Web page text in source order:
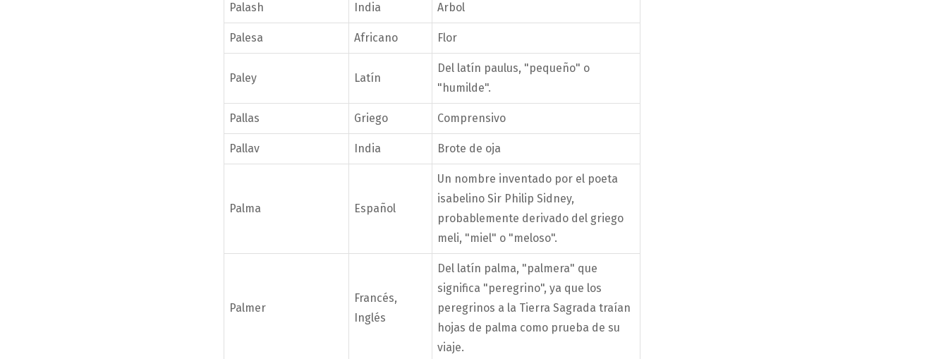
Palash India Arbol
Palesa Africano Flor
Paley Latín
Del latín paulus, "pequeño" o
"humilde".
Pallas Griego Comprensivo
Pallav India Brote de oja
Palma Español
Un nombre inventado por el poeta
isabelino Sir Philip Sidney,
probablemente derivado del griego
meli, "miel" o "meloso".
Palmer
Francés,
Inglés
Del latín palma, "palmera" que
significa "peregrino", ya que los
peregrinos a la Tierra Sagrada traían
hojas de palma como prueba de su
viaje.